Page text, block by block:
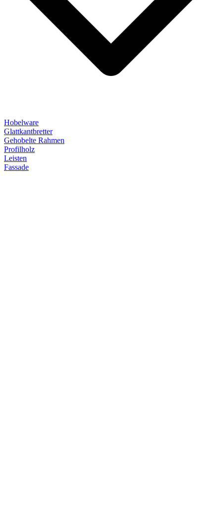
Hobelware
Glattkantbretter
Gehobelte Rahmen
Profilholz
Leisten
Fassade